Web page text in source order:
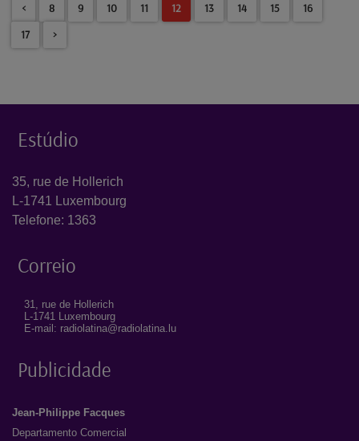
< 8 9 10 11 12 13 14 15
16
17
>
Estúdio
35, rue de Hollerich
L-1741 Luxembourg
Telefone: 1363
Correio
31, rue de Hollerich
L-1741 Luxembourg
E-mail: radiolatina@radiolatina.lu
Publicidade
Jean-Philippe Facques
Departamento Comercial